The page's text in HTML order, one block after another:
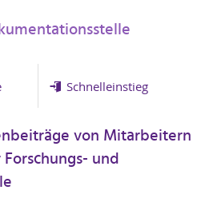
Schnelleinstieg
von Mitarbeitern
und